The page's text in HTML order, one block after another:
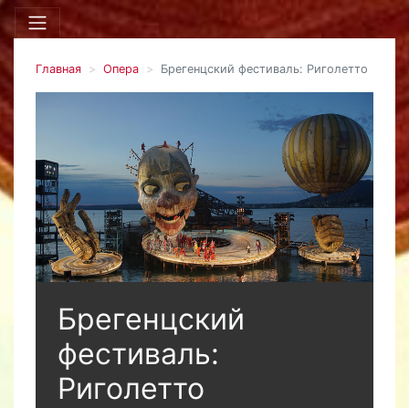
Главная Опера Брегенцский фестиваль: Риголетто
Брегенцский
фестиваль:
Риголетто